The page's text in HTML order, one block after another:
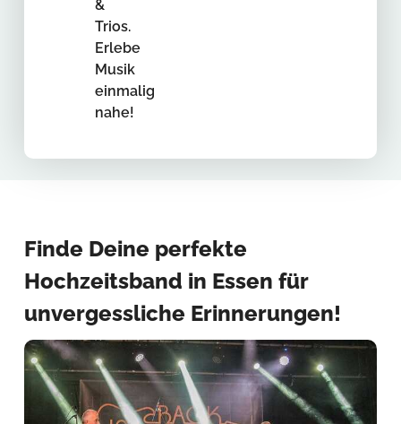
&
Trios.
Erlebe
Musik
einmalig
nahe!
Finde Deine perfekte
Hochzeitsband in Essen für
unvergessliche Erinnerungen!